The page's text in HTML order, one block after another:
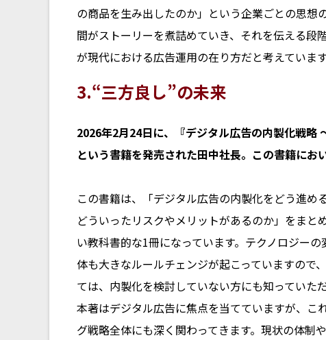
の商品を生み出したのか」という企業ごとの思想
間がストーリーを煮詰めていき、それを伝える
が現代における広告運用の在り方だと考えています
3.“三方良し”の未来
――2026年2月24日に、『デジタル広告の内製化戦
という書籍を発売された田中社長。この書籍にお
この書籍は、「デジタル広告の内製化をどう進め
どういったリスクやメリットがあるのか」をまと
い教科書的な1冊になっています。テクノロジー
体も大きなルールチェンジが起こっていますので
ては、内製化を検討していない方にも知っていた
本著はデジタル広告に焦点を当てていますが、こ
グ戦略全体にも深く関わってきます。現状の体制